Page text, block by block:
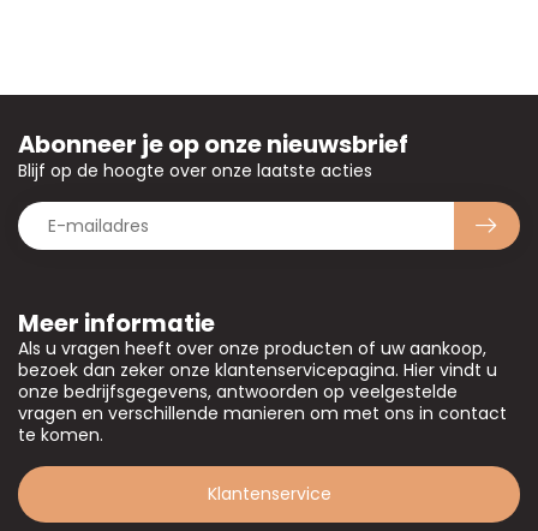
Meer informatie
Als u vragen heeft over onze producten of uw aankoop,
bezoek dan zeker onze klantenservicepagina. Hier vindt u
onze bedrijfsgegevens, antwoorden op veelgestelde
vragen en verschillende manieren om met ons in contact
te komen.
Klantenservice
Abonneer je op onze nieuwsbrief
Blijf op de hoogte over onze laatste acties